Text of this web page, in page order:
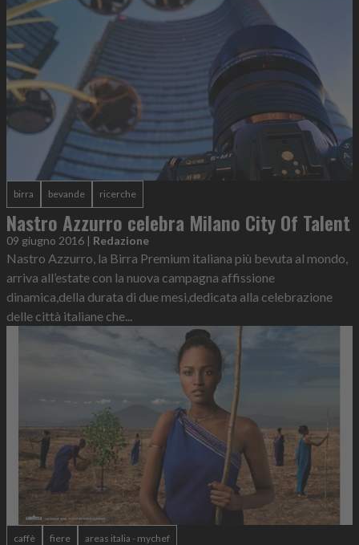
birra bevande ricerche
Nastro Azzurro celebra Milano City Of Talent
09 giugno 2016 | Redazione
Nastro Azzurro, la Birra Premium italiana più bevuta al mondo,
arriva all’estate con la nuova campagna affissione
dinamica,della durata di due mesi,dedicata alla celebrazione
delle città italiane che...
caffè fiere areas italia - mychef